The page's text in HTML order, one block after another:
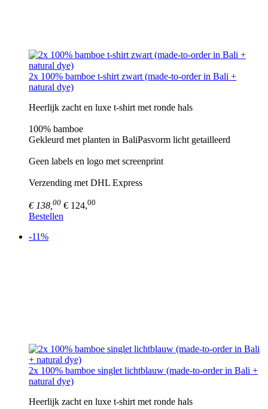
2x 100% bamboe t-shirt zwart (made-to-order in Bali +
natural dye)
Heerlijk zacht en luxe t-shirt met ronde hals
100% bamboe
Gekleurd met planten in BaliPasvorm licht getailleerd
Geen labels en logo met screenprint
Verzending met DHL Express
€ 138, 00 € 124,00
Bestellen
-11%
2x 100% bamboe singlet lichtblauw (made-to-order in Bali +
natural dye)
Heerlijk zacht en luxe t-shirt met ronde hals